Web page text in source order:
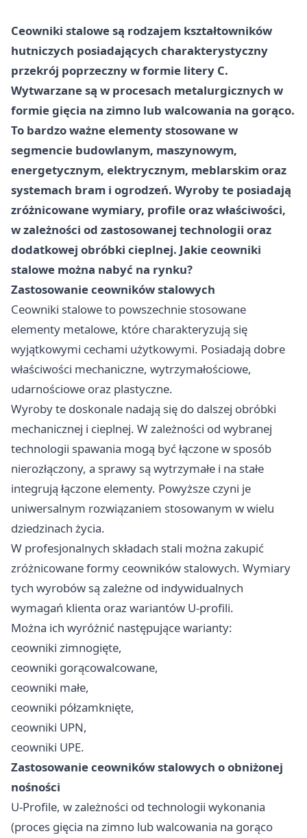
Ceowniki stalowe są rodzajem kształtowników
hutniczych posiadających charakterystyczny
przekrój poprzeczny w formie litery C.
Wytwarzane są w procesach metalurgicznych w
formie gięcia na zimno lub walcowania na gorąco.
To bardzo ważne elementy stosowane w
segmencie budowlanym, maszynowym,
energetycznym, elektrycznym, meblarskim oraz
systemach bram i ogrodzeń. Wyroby te posiadają
zróżnicowane wymiary, profile oraz właściwości,
w zależności od zastosowanej technologii oraz
dodatkowej obróbki cieplnej. Jakie ceowniki
stalowe można nabyć na rynku?
Zastosowanie ceowników stalowych
Ceowniki stalowe to powszechnie stosowane
elementy metalowe, które charakteryzują się
wyjątkowymi cechami użytkowymi. Posiadają dobre
właściwości mechaniczne, wytrzymałościowe,
udarnościowe oraz plastyczne.
Wyroby te doskonale nadają się do dalszej obróbki
mechanicznej i cieplnej. W zależności od wybranej
technologii spawania mogą być łączone w sposób
nierozłączony, a sprawy są wytrzymałe i na stałe
integrują łączone elementy. Powyższe czyni je
uniwersalnym rozwiązaniem stosowanym w wielu
dziedzinach życia.
W profesjonalnych składach stali można zakupić
zróżnicowane formy ceowników stalowych. Wymiary
tych wyrobów są zależne od indywidualnych
wymagań klienta oraz wariantów U-profili.
Można ich wyróżnić następujące warianty:
ceowniki zimnogięte,
ceowniki gorącowalcowane,
ceowniki małe,
ceowniki półzamknięte,
ceowniki UPN,
ceowniki UPE.
Zastosowanie ceowników stalowych o obniżonej
nośności
U-Profile, w zależności od technologii wykonania
(proces gięcia na zimno lub walcowania na gorąco